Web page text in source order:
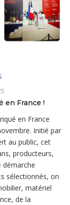
en France !
en France
Initié par
au public, cet
producteurs,
démarche
sélectionnés, on
matériel
de la